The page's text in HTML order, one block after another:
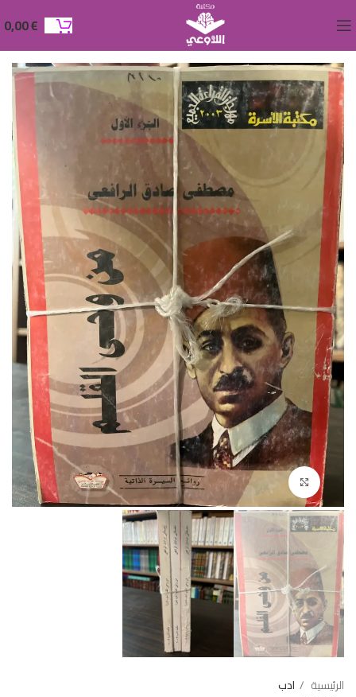
0,00€
Click to enlarge
الرئيسية ادب